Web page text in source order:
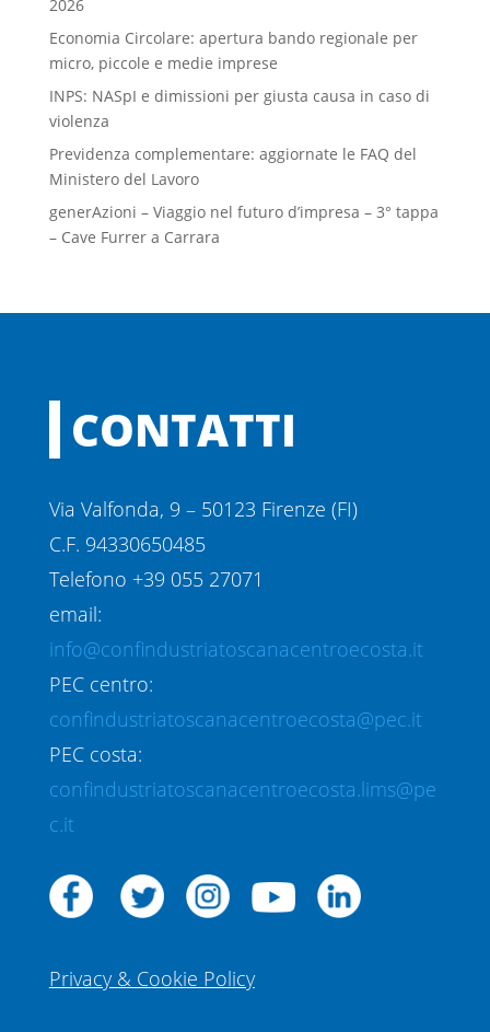
2026
Economia Circolare: apertura bando regionale per
micro, piccole e medie imprese
INPS: NASpI e dimissioni per giusta causa in caso di
violenza
Previdenza complementare: aggiornate le FAQ del
Ministero del Lavoro
generAzioni – Viaggio nel futuro d’impresa – 3° tappa
– Cave Furrer a Carrara
CONTATTI
Via Valfonda, 9 – 50123 Firenze (FI)
C.F. 94330650485
Telefono +39 055 27071
email:
info@confindustriatoscanacentroecosta.it
PEC centro:
confindustriatoscanacentroecosta@pec.it
PEC costa:
confindustriatoscanacentroecosta.lims@pe
c.it
Privacy & Cookie Policy